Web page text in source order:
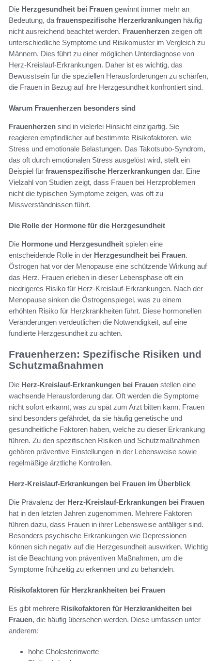
Die Herzgesundheit bei Frauen gewinnt immer mehr an
Bedeutung, da frauenspezifische Herzerkrankungen häufig
nicht ausreichend beachtet werden. Frauenherzen zeigen oft
unterschiedliche Symptome und Risikomuster im Vergleich zu
Männern. Dies führt zu einer möglichen Unterdiagnose von
Herz-Kreislauf-Erkrankungen. Daher ist es wichtig, das
Bewusstsein für die speziellen Herausforderungen zu schärfen,
die Frauen in Bezug auf ihre Herzgesundheit konfrontiert sind.
Warum Frauenherzen besonders sind
Frauenherzen sind in vielerlei Hinsicht einzigartig. Sie
reagieren empfindlicher auf bestimmte Risikofaktoren, wie
Stress und emotionale Belastungen. Das Takotsubo-Syndrom,
das oft durch emotionalen Stress ausgelöst wird, stellt ein
Beispiel für frauenspezifische Herzerkrankungen dar. Eine
Vielzahl von Studien zeigt, dass Frauen bei Herzproblemen
nicht die typischen Symptome zeigen, was oft zu
Missverständnissen führt.
Die Rolle der Hormone für die Herzgesundheit
Die Hormone und Herzgesundheit spielen eine
entscheidende Rolle in der Herzgesundheit bei Frauen.
Östrogen hat vor der Menopause eine schützende Wirkung auf
das Herz. Frauen erleben in dieser Lebensphase oft ein
niedrigeres Risiko für Herz-Kreislauf-Erkrankungen. Nach der
Menopause sinken die Östrogenspiegel, was zu einem
erhöhten Risiko für Herzkrankheiten führt. Diese hormonellen
Veränderungen verdeutlichen die Notwendigkeit, auf eine
fundierte Herzgesundheit zu achten.
Frauenherzen: Spezifische Risiken und
Schutzmaßnahmen
Die Herz-Kreislauf-Erkrankungen bei Frauen stellen eine
wachsende Herausforderung dar. Oft werden die Symptome
nicht sofort erkannt, was zu spät zum Arzt bitten kann. Frauen
sind besonders gefährdet, da sie häufig genetische und
gesundheitliche Faktoren haben, welche zu dieser Erkrankung
führen. Zu den spezifischen Risiken und Schutzmaßnahmen
gehören präventive Einstellungen in der Lebensweise sowie
regelmäßige ärztliche Kontrollen.
Herz-Kreislauf-Erkrankungen bei Frauen im Überblick
Die Prävalenz der Herz-Kreislauf-Erkrankungen bei Frauen
hat in den letzten Jahren zugenommen. Mehrere Faktoren
führen dazu, dass Frauen in ihrer Lebensweise anfälliger sind.
Besonders psychische Erkrankungen wie Depressionen
können sich negativ auf die Herzgesundheit auswirken. Wichtig
ist die Beachtung von präventiven Maßnahmen, um die
Symptome frühzeitig zu erkennen und zu behandeln.
Risikofaktoren für Herzkrankheiten bei Frauen
Es gibt mehrere Risikofaktoren für Herzkrankheiten bei
Frauen, die häufig übersehen werden. Diese umfassen unter
anderem:
hohe Cholesterinwerte